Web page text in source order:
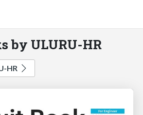
by ULURU-HR
HR